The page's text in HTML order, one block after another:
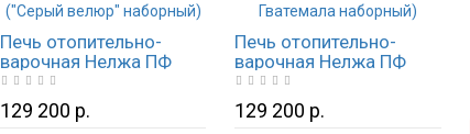
Печь отопительно-
варочная Нелжа ПФ
("Серый велюр"
наборный)
129 200 р.
Печь отопительно-
варочная Нелжа ПФ
(Верде Гватемала
наборный)
129 200 р.